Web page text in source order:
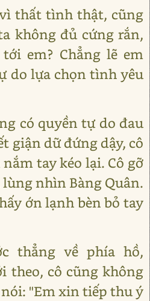
thất tình thật, cũng
không đủ cứng rắn,
em? Chẳng lẽ em
do lựa chọn tình yêu
có quyền tự do đau
giận dữ đứng dậy, cô
tay kéo lại. Cô gỡ
nhìn Bàng Quân.
ớn lạnh bèn bỏ tay
thẳng về phía hồ,
theo, cô cũng không
"Em xin tiếp thu ý